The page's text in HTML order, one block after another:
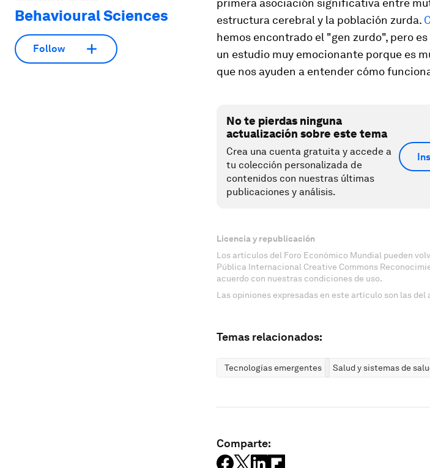
Behavioural Sciences
Follow
primera asociación significativa entre
estructura cerebral y la población zurda.
hemos encontrado el "gen zurdo", pero
un estudio muy emocionante porque es
que nos ayuden a entender cómo
No te pierdas ninguna
actualización sobre este tema
Crea una cuenta gratuita y accede a
tu colección personalizada de
contenidos con nuestras últimas
publicaciones y análisis.
Licencia y republicación
Los artículos del Foro Económico Mundial pueden
Pública Internacional Creative Commons
acuerdo con nuestras condiciones de uso.
Las opiniones expresadas en este artículo son las
Temas relacionados:
Tecnologías emergentes Salud y sistemas de
Comparte: